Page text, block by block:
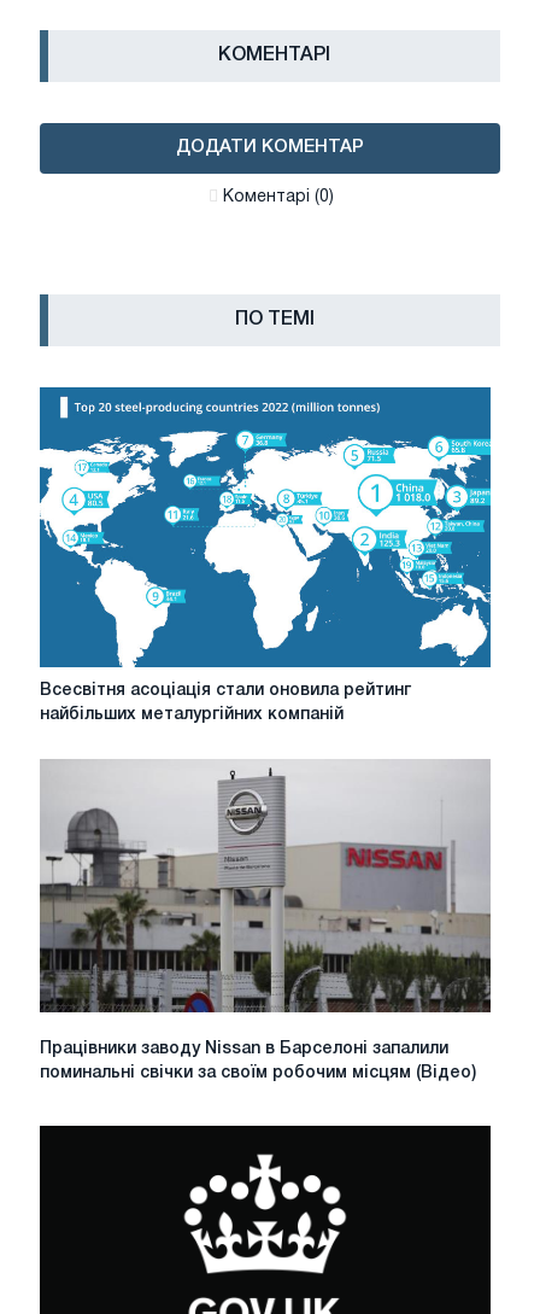
КОМЕНТАРІ
ДОДАТИ КОМЕНТАР
Коментарі (0)
ПО ТЕМІ
Всесвітня
асоціація
оновила
найбільших
металургійних
компаній
Всесвітня асоціація стали оновила рейтинг
найбільших металургійних компаній
Працівники
Працівники заводу Nissan в Барселоні запалили
поминальні свічки за своїм робочим місцям (Відео)